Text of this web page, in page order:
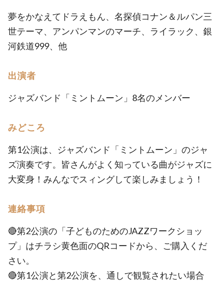
夢をかなえてドラえもん、名探偵コナン＆ルパン三
世テーマ、アンパンマンのマーチ、ライラック、銀
河鉄道999、他
出演者
ジャズバンド「ミントムーン」8名のメンバー
みどころ
第1公演は、ジャズバンド「ミントムーン」のジャ
ズ演奏です。皆さんがよく知っている曲がジャズに
大変身！みんなでスィングして楽しみましょう！
連絡事項
🔴第2公演の「子どものためのJAZZワークショッ
プ」はチラシ黄色面のQRコードから、ご購入くだ
さい。
🔴第1公演と第2公演を、通しで観覧されたい場合